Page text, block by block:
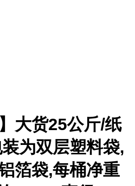
大货25公斤/纸
为双层塑料袋,
箔袋,每桶净重